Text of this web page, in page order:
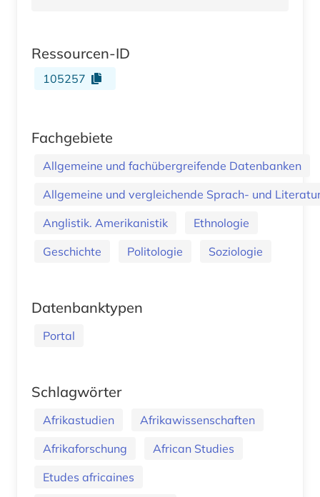
Ressourcen-ID
105257
Fachgebiete
Allgemeine und fachübergreifende Datenbanken
Allgemeine und vergleichende Sprach- und
Anglistik. Amerikanistik
Ethnologie
Geschichte
Politologie Soziologie
Datenbanktypen
Portal
Schlagwörter
Afrikastudien
Afrikawissenschaften
Afrikaforschung
African Studies
Etudes africaines